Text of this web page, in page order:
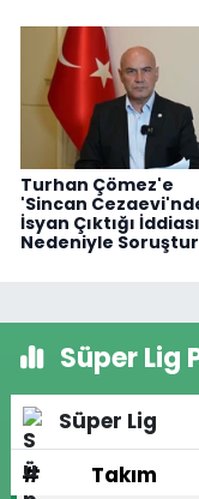
Turhan Çömez'e
'Sincan
İsyan Çıktığı
Nedeniyle
Süper Lig
Süper Lig
#
Takım